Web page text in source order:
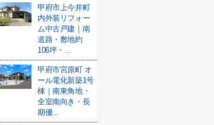
甲府市上今井町
内外装リフォー
ム中古戸建｜南
道路・敷地約
106坪・...
甲府市宮原町 オ
ール電化新築1号
棟｜南東角地・
全室南向き・長
期優...